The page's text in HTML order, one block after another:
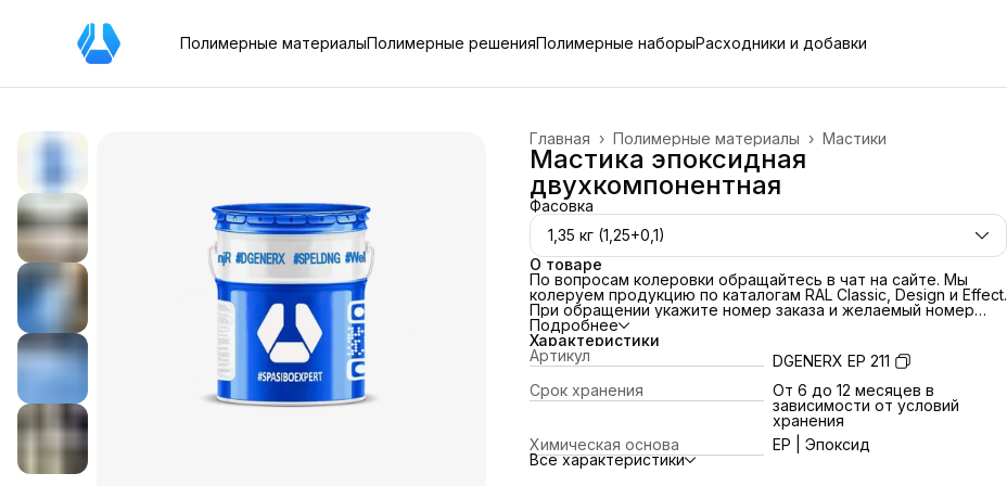
Полимерные материалыПолимерные решенияПолимерные наборыРасходники и добавки
Мастики
Полимерные материалы ›
Главная ›
Мастика эпоксидная
двухкомпонентная
Фасовка
1,35 кг (1,25+0,1)
О товаре
По вопросам колеровки обращайтесь в чат на сайте. Мы
колеруем продукцию по каталогам RAL Classic, Design и Effect.
При обращении укажите номер заказа и желаемый номер
цвета по каталогу.
Область применения
Полимер применяется в качестве износостойкой
высокопрочной мастики для создания гидроизоляционной
мембраны на различных основаниях. Легко наносится
вручную и с помощью специального инструмента. После
отверждения обеспечивает высокие декоративные
свойства механическую прочность и износостойкость.
Подготовка полимера
Полимеры в жидком виде подвести к рабочей температуре.
Подробнее
Характеристики
Артикул
DGENERX EP 211
Срок хранения
От 6 до 12 месяцев в
зависимости от условий
хранения
Химическая основа
EP | Эпоксид
Все характеристики